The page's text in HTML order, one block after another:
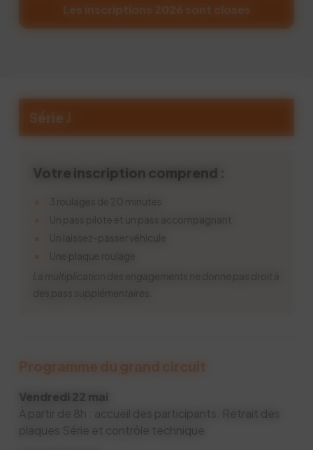
Série J
Votre inscription comprend :
Programme du grand circuit
Vendredi 22 mai
À partir de 8h : accueil des participants. Retrait des
plaques Série et contrôle technique
Les inscriptions 2026 sont closes